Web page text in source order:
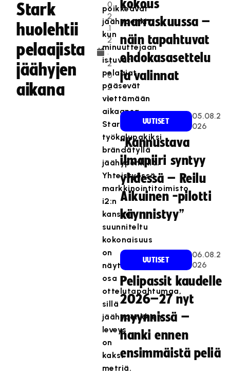
Stark
huolehtii
pelaajista
jäähyjen
aikana
0
2
.1
2
.
2
0
2
1
poikkeavat
jäähypenkit,
kun
minuuttejaan
istuvat
pelaajat
pääsevät
viettämään
aikaansa
Starkin
työkalupakiksi
brändätyllä
jäähypenkillä.
Yhteistyössä
markkinointitoimisto
i2:n
kanssa
suunniteltu
kokonaisuus
on
näyttävä
osa
ottelutapahtumaa,
sillä
jäähypenkkien
leveys
on
kaksi
metriä.
kokous
marraskuussa –
näin tapahtuvat
ehdokasasettelu
ja valinnat
UUTISET
05.08.2
026
“Kannustava
ilmapiiri syntyy
yhdessä – Reilu
Aikuinen -pilotti
käynnistyy”
UUTISET
06.08.2
026
Pelipassit kaudelle
2026–27 nyt
myynnissä –
hanki ennen
ensimmäistä peliä